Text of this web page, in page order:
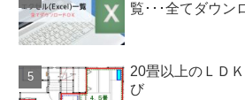
覧･･･全てダウン
20畳以上のＬＤ
び